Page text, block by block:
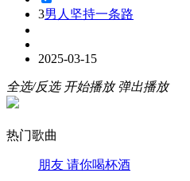
3男人坚持一条路
2025-03-15
全选/反选 开始播放 弹出播放
热门歌曲
朋友 请你喝杯酒